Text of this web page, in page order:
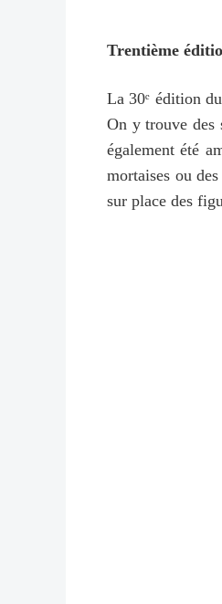
Trentième
La 30ᵉ édition
On y trouve des
également été
mortaises ou
sur place des